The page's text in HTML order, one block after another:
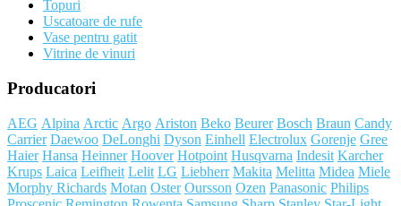
Topuri
Uscatoare de rufe
Vase pentru gatit
Vitrine de vinuri
Producatori
AEG Alpina Arctic Argo Ariston Beko Beurer Bosch Braun Candy
Carrier Daewoo DeLonghi Dyson Einhell Electrolux Gorenje Gree
Haier Hansa Heinner Hoover Hotpoint Husqvarna Indesit Karcher
Krups Laica Leifheit Lelit LG Liebherr Makita Melitta Midea Miele
Morphy Richards Motan Oster Oursson Ozen Panasonic Philips